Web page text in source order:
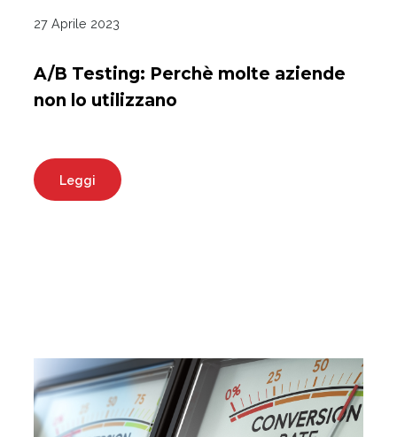
27 Aprile 2023
A/B Testing: Perchè molte aziende
non lo utilizzano
Leggi